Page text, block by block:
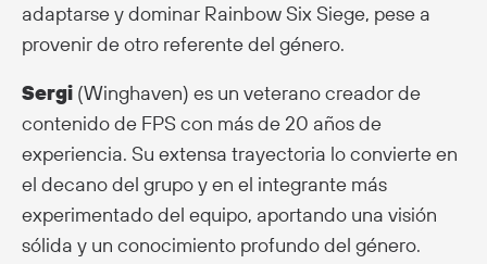
adaptarse y dominar Rainbow Six Siege, pese a
provenir de otro referente del género.
Sergi (Winghaven) es un veterano creador de
contenido de FPS con más de 20 años de
experiencia. Su extensa trayectoria lo convierte en
el decano del grupo y en el integrante más
experimentado del equipo, aportando una visión
sólida y un conocimiento profundo del género.